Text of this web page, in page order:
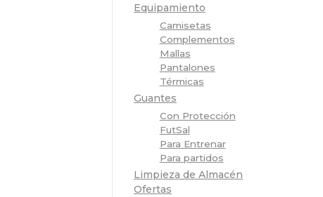
Equipamiento
Camisetas
Complementos
Mallas
Pantalones
Térmicas
Guantes
Con Protección
FutSal
Para Entrenar
Para partidos
Limpieza de Almacén
Ofertas